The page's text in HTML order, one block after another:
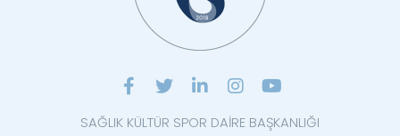
SAĞLIK KÜLTÜR SPOR DAİRE BAŞKANLIĞI